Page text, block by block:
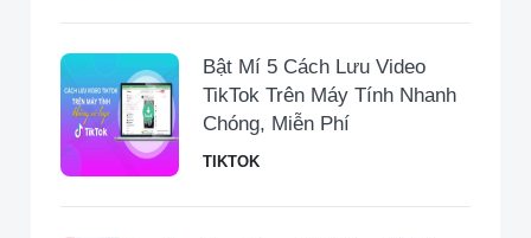
Bật Mí 5 Cách Lưu Video
TikTok Trên Máy Tính Nhanh
Chóng, Miễn Phí
TIKTOK